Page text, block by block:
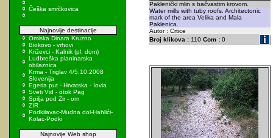
Češka smrčkovica
Najnovije destinacije
Omiska Dinara Kruzno
Biokovo - vrhovi
Križevci - Kalnik (pl. dom)
Ludbreška planinarska
obilaznica
Krma - Triglav 4/5.10.2008
Slovenija
Egeria put - Hrvatska - Iovia
Sveti Vid - otok Pag
Spilja pod Zir - om
ZIR
Podkilavac-Mudna dol-Hahlići-
Kolac-Podki
Najnovije Web shop
Paklenički mlin s bačvastim krovom.
Water mills with tuby roofs. Architectonic
mark of the area Velika and Mala
Paklenica.
Autor : Crtice
Broj klikova :110 Com :0